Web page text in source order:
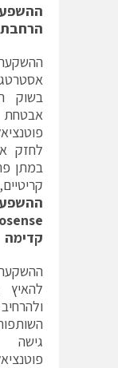
הרחבת
בשוק
לחזק
במתן
קדימה
להאיץ
גישה